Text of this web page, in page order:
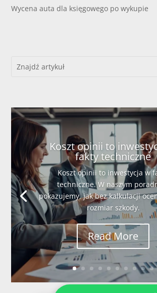
Wycena auta dla księgowego po wykupie
Koszt opinii to
fakty techniczne
Koszt opinii to inwestycja w
techniczne. W naszym
pokazujemy, jak bez kalkulacji
rozmiar szkody.
Read More